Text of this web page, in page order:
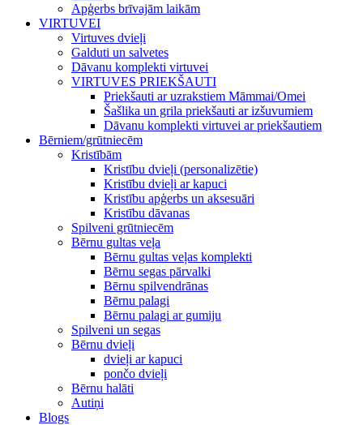
Apģerbs brīvajām laikām
VIRTUVEI
Virtuves dvieļi
Galduti un salvetes
Dāvanu komplekti virtuvei
VIRTUVES PRIEKŠAUTI
Priekšauti ar uzrakstiem Māmmai/Omei
Šašlika un grila priekšauti ar izšuvumiem
Dāvanu komplekti virtuvei ar priekšautiem
Bērniem/grūtniecēm
Kristībām
Kristību dvieļi (personalizētie)
Kristību dvieļi ar kapuci
Kristību apģerbs un aksesuāri
Kristību dāvanas
Spilveni grūtniecēm
Bērnu gultas veļa
Bērnu gultas veļas komplekti
Bērnu segas pārvalki
Bērnu spilvendrānas
Bērnu palagi
Bērnu palagi ar gumiju
Spilveni un segas
Bērnu dvieļi
dvieļi ar kapuci
pončo dvieļi
Bērnu halāti
Autiņi
Blogs